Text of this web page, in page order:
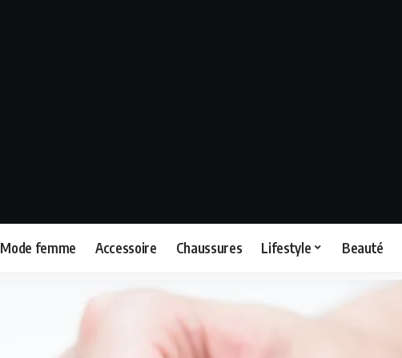
Mode femme Accessoire Chaussures Lifestyle Beauté